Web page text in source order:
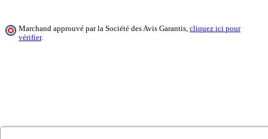
Marchand approuvé par la Société des Avis Garantis, cliquez ici pour
vérifier.